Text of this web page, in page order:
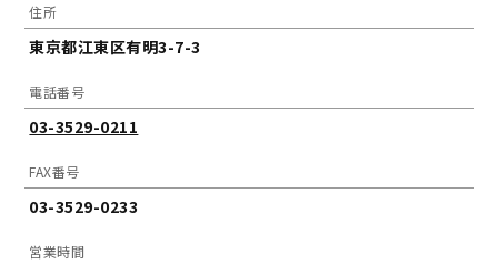
住所
東京都江東区有明3-7-3
電話番号
03-3529-0211
FAX番号
03-3529-0233
営業時間